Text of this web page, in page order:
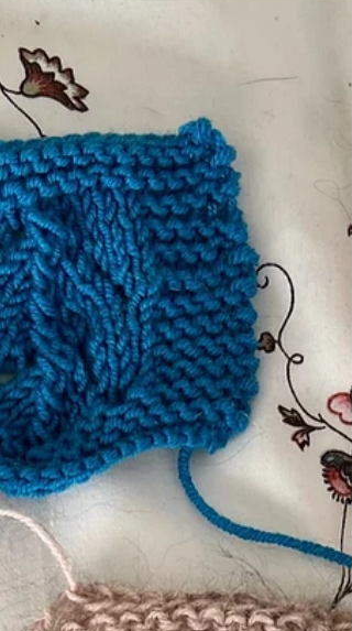
Muchas veces las alumnas de las clases me
preguntan cuál es la mejor forma para sujetar
ganchillo o cuál es la forma correcta y...